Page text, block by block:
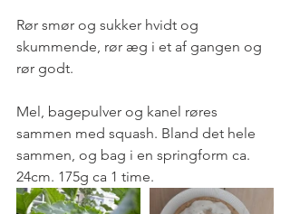
Rør smør og sukker hvidt og
skummende, rør æg i et af gangen og
rør godt.
Mel, bagepulver og kanel røres
sammen med squash. Bland det hele
sammen, og bag i en springform ca.
24cm. 175g ca 1 time.